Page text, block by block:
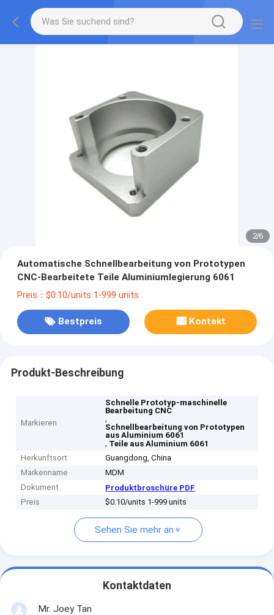
2/6
Automatische Schnellbearbeitung von Prototypen
CNC-Bearbeitete Teile Aluminiumlegierung 6061
Preis：$0.10/units 1-999 units
Bestpreis Kontakt
Produkt-Beschreibung
Markieren
Schnelle Prototyp-maschinelle
Bearbeitung CNC
,
Schnellbearbeitung von Prototypen
aus Aluminium 6061
, Teile aus Aluminium 6061
Herkunftsort
Guangdong, China
Markenname
MDM
Dokument
Produktbroschüre PDF
Preis
$0.10/units 1-999 units
Sehen Sie mehr an
Kontaktdaten
Mr. Joey Tan